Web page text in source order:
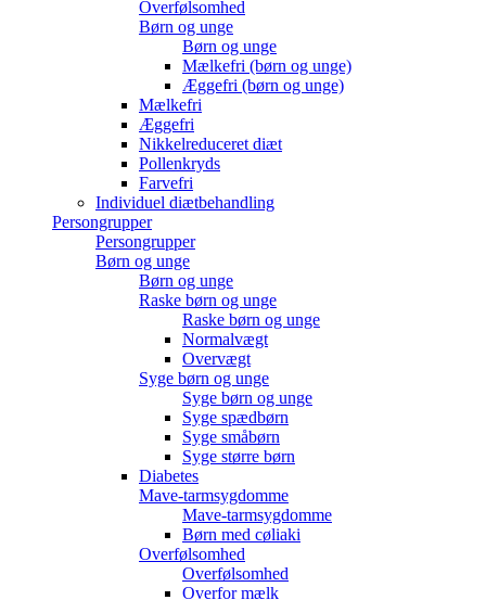
Overfølsomhed
Børn og unge
Børn og unge
Mælkefri (børn og unge)
Æggefri (børn og unge)
Mælkefri
Æggefri
Nikkelreduceret diæt
Pollenkryds
Farvefri
Individuel diætbehandling
Persongrupper
Persongrupper
Børn og unge
Børn og unge
Raske børn og unge
Raske børn og unge
Normalvægt
Overvægt
Syge børn og unge
Syge børn og unge
Syge spædbørn
Syge småbørn
Syge større børn
Diabetes
Mave-tarmsygdomme
Mave-tarmsygdomme
Børn med cøliaki
Overfølsomhed
Overfølsomhed
Overfor mælk